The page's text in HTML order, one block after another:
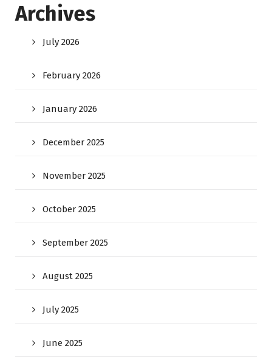
Archives
July 2026
February 2026
January 2026
December 2025
November 2025
October 2025
September 2025
August 2025
July 2025
June 2025